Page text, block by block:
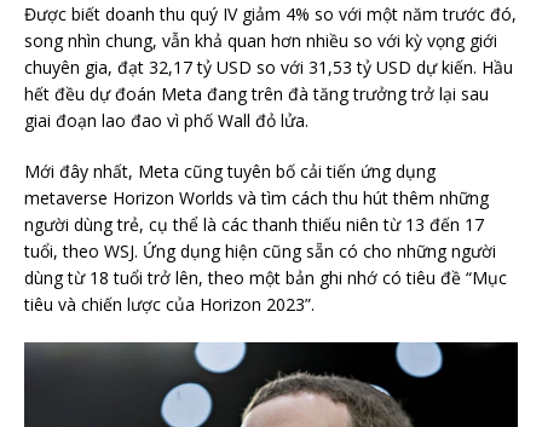
Được biết doanh thu quý IV giảm 4% so với một năm trước đó,
song nhìn chung, vẫn khả quan hơn nhiều so với kỳ vọng giới
chuyên gia, đạt 32,17 tỷ USD so với 31,53 tỷ USD dự kiến. Hầu
hết đều dự đoán Meta đang trên đà tăng trưởng trở lại sau
giai đoạn lao đao vì phố Wall đỏ lửa.
Mới đây nhất, Meta cũng tuyên bố cải tiến ứng dụng
metaverse Horizon Worlds và tìm cách thu hút thêm những
người dùng trẻ, cụ thể là các thanh thiếu niên từ 13 đến 17
tuổi, theo WSJ. Ứng dụng hiện cũng sẵn có cho những người
dùng từ 18 tuổi trở lên, theo một bản ghi nhớ có tiêu đề “Mục
tiêu và chiến lược của Horizon 2023”.